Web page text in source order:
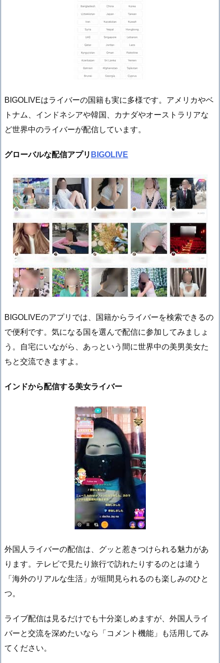
BIGOLIVEはライバーの国籍も実に多様です。アメリカやベ
トナム、インドネシアや韓国、カナダやオーストラリアな
ど世界中のライバーが配信しています。
グローバルな配信アプリ BIGOLIVE
BIGOLIVEのアプリでは、国籍からライバーを検索できるの
で便利です。気になる国を選んで配信に参加してみましょ
う。自宅にいながら、あっという間に世界中の美男美女た
ちと交流できますよ。
インドから配信する美女ライバー
外国人ライバーの配信は、グッと惹きつけられる魅力があ
ります。テレビで見たり旅行で訪れたりするのとは違う
「海外のリアルな生活」が垣間見られるのも楽しみのひと
つ。
ライブ配信は見るだけでも十分楽しめますが、外国人ライ
バーと交流を深めたいなら「コメント機能」も活用してみ
てください。